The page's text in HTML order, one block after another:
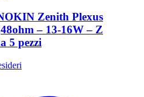
Zenith Plexus
– 13-16W – Z
5 pezzi